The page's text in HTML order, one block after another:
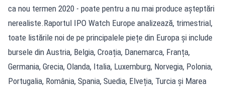
ca nou termen 2020 - poate pentru a nu mai produce așteptări
nerealiste.Raportul IPO Watch Europe analizează, trimestrial,
toate listările noi de pe principalele piețe din Europa și include
bursele din Austria, Belgia, Croația, Danemarca, Franța,
Germania, Grecia, Olanda, Italia, Luxemburg, Norvegia, Polonia,
Portugalia, România, Spania, Suedia, Elveția, Turcia și Marea